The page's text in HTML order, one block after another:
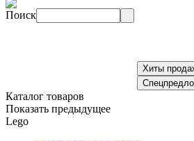
Поиск
Каталог товаров
Показать предыдущее
Lego